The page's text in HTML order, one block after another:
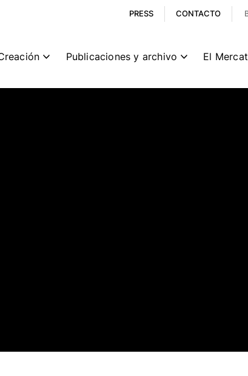
PRESS CONTACTO
Publicaciones y archivo El Mercat